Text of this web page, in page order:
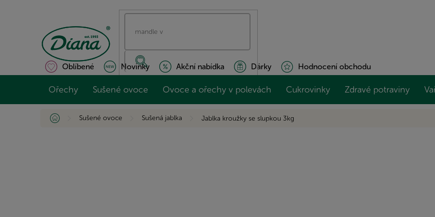
Oblíbené Novinky Akční nabídka Dárky Hodnocení obchodu
Ořechy Sušené ovoce Ovoce a ořechy v polevách Cukrovinky Zdravé potraviny
Domů Sušené ovoce Sušená jablka Jablka kroužky se slupkou 3kg